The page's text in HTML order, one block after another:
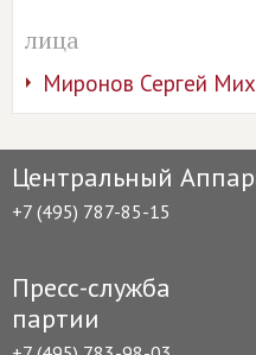
лица
Миронов Сергей
Центральный
+7 (495) 787-85-15
Пресс-служба
партии